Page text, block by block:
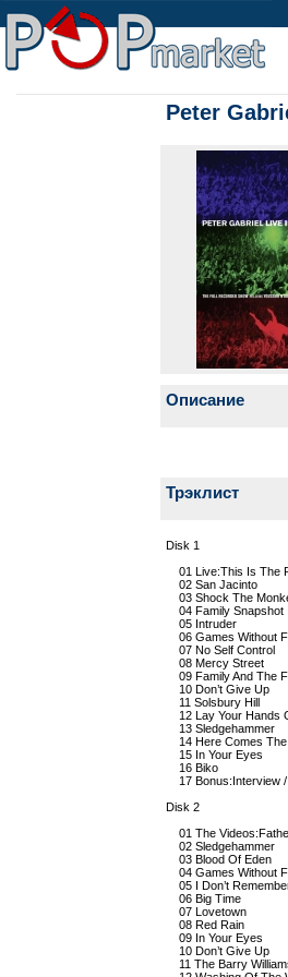
Peter
Описание
Трэклист
Disk 1
01 Live:This Is The
02 San Jacinto
03 Shock The
04 Family Snapshot
05 Intruder
06 Games Without
07 No Self Control
08 Mercy Street
09 Family And The
10 Don’t Give Up
11 Solsbury Hill
12 Lay Your Hands
13 Sledgehammer
14 Here Comes The
15 In Your Eyes
16 Biko
17 Bonus:Interview /
Disk 2
01 The
02 Sledgehammer
03 Blood Of Eden
04 Games Without
05 I Don’t
06 Big Time
07 Lovetown
08 Red Rain
09 In Your Eyes
10 Don’t Give Up
11 The Barry